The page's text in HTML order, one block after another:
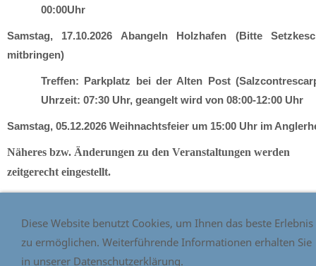
00:00Uhr
Samstag, 17.10.2026 Abangeln Holzhafen (Bitte
mitbringen)
Treffen: Parkplatz bei der Alten Post
Uhrzeit: 07:30 Uhr, geangelt wird von 08:00-12:00 Uhr
Samstag, 05.12.2026 Weihnachtsfeier um 15:00 Uhr im
Näheres bzw. Änderungen zu den Veranstaltungen werden
zeitgerecht eingestellt.
Diese Website benutzt Cookies, um Ihnen das beste Erlebnis
zu ermöglichen. Weiterführende Informationen erhalten Sie
in unserer Datenschutzerklärung.